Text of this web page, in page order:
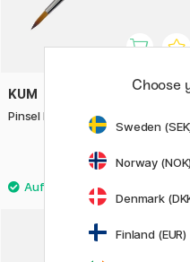
KUM
Pinsel Memory Point Rund 11 Stk.
12.90 €
Choose
Sweden
Norway (NOK)
Denmark
Finland (EUR)